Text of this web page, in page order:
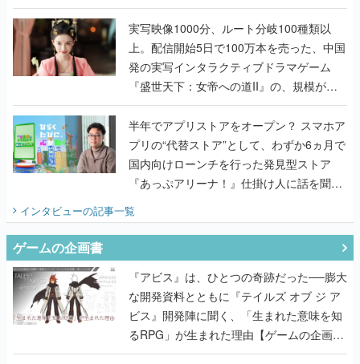
『TATSUJIN EXTREME』で初タッグを組
んだレジェンド2人に訊く開発秘話
実写映像1000分、ルート分岐100種類以
上。配信開始5日で100万本を売った、中国
発の実写インタラクティブドラマゲーム
『盛世天下：女帝への道II』の、規模が違
うこだわりをプロデューサーに聞いた
半年でアプリストアをオープン？ スマホア
プリの“代替ストア”として、わずか6ヵ月で
国内向けローンチを行った発見型ストア
『あっぷアリーナ！』仕掛け人に話を聞い
てみた
インタビューの記事一覧
ゲームの企画書
『アビス』は、ひとつの奇跡だった──膨大
な開発資料とともに『テイルズ オブ ジ ア
ビス』開発陣に聞く、「生まれた意味を知
るRPG」が生まれた理由【ゲームの企画
書】